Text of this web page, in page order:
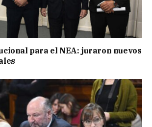
para el NEA: juraron nuevos